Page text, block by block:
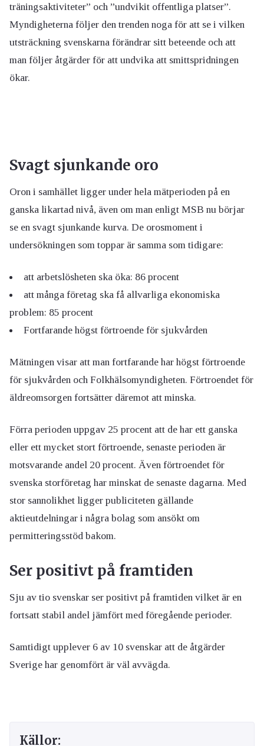
träningsaktiviteter” och ”undvikit offentliga platser”.
Myndigheterna följer den trenden noga för att se i vilken
utsträckning svenskarna förändrar sitt beteende och att
man följer åtgärder för att undvika att smittspridningen
ökar.
Svagt sjunkande oro
Oron i samhället ligger under hela mätperioden på en
ganska likartad nivå, även om man enligt MSB nu börjar
se en svagt sjunkande kurva. De orosmoment i
undersökningen som toppar är samma som tidigare:
att arbetslösheten ska öka: 86 procent
att många företag ska få allvarliga ekonomiska
problem: 85 procent
Fortfarande högst förtroende för sjukvården
Mätningen visar att man fortfarande har högst förtroende
för sjukvården och Folkhälsomyndigheten. Förtroendet för
äldreomsorgen fortsätter däremot att minska.
Förra perioden uppgav 25 procent att de har ett ganska
eller ett mycket stort förtroende, senaste perioden är
motsvarande andel 20 procent. Även förtroendet för
svenska storföretag har minskat de senaste dagarna. Med
stor sannolikhet ligger publiciteten gällande
aktieutdelningar i några bolag som ansökt om
permitteringsstöd bakom.
Ser positivt på framtiden
Sju av tio svenskar ser positivt på framtiden vilket är en
fortsatt stabil andel jämfört med föregående perioder.
Samtidigt upplever 6 av 10 svenskar att de åtgärder
Sverige har genomfört är väl avvägda.
Källor: